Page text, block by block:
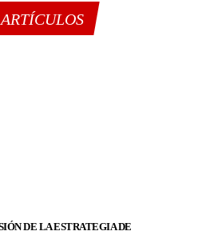
DE LA ESTRATEGIA DE